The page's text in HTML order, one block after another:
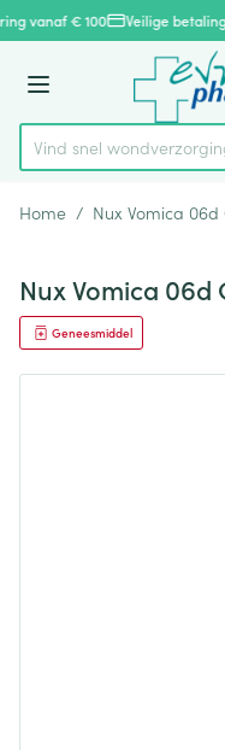
Ga naar de inhoud
1 van 1
vanaf € 100 Veilige
Menu
Product, merk,
Vind snel
Home / Nux Vomica
Nux Vomica 06d
Geneesmiddel